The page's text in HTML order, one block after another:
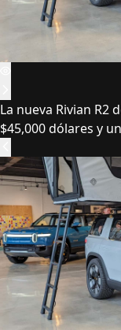
La nueva Rivian R2
$45,000 dólares y